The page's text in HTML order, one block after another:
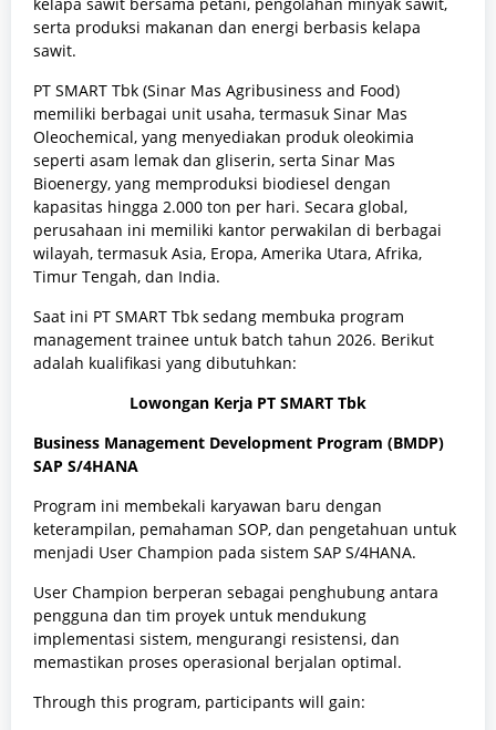
kelapa sawit bersama petani, pengolahan minyak sawit,
serta produksi makanan dan energi berbasis kelapa
sawit.
PT SMART Tbk (Sinar Mas Agribusiness and Food)
memiliki berbagai unit usaha, termasuk Sinar Mas
Oleochemical, yang menyediakan produk oleokimia
seperti asam lemak dan gliserin, serta Sinar Mas
Bioenergy, yang memproduksi biodiesel dengan
kapasitas hingga 2.000 ton per hari. Secara global,
perusahaan ini memiliki kantor perwakilan di berbagai
wilayah, termasuk Asia, Eropa, Amerika Utara, Afrika,
Timur Tengah, dan India​.
Saat ini PT SMART Tbk sedang membuka program
management trainee untuk batch tahun 2026. Berikut
adalah kualifikasi yang dibutuhkan:
Lowongan Kerja PT SMART Tbk
Business Management Development Program (BMDP)
SAP S/4HANA
Program ini membekali karyawan baru dengan
keterampilan, pemahaman SOP, dan pengetahuan untuk
menjadi User Champion pada sistem SAP S/4HANA.
User Champion berperan sebagai penghubung antara
pengguna dan tim proyek untuk mendukung
implementasi sistem, mengurangi resistensi, dan
memastikan proses operasional berjalan optimal.
Through this program, participants will gain: